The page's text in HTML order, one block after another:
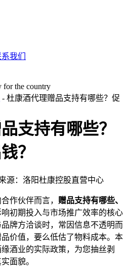
我们
for the country
- 杜康酒代理赠品支持有哪些？促
支持有哪些？
？
源：洛阳杜康控股直营中心
作伙伴而言， 赠品支持有哪些、
初期投入与市场推广效率的核心
牌方洽谈时，常因信息不透明而
价值，要么低估了物料成本。本
酒业的实际政策，为您抽丝剥
面貌。